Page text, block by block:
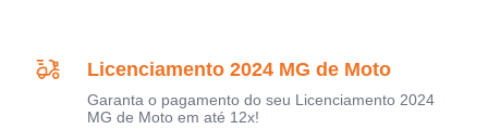
Licenciamento 2024 MG de Moto
Garanta o pagamento do seu Licenciamento 2024
MG de Moto em até 12x!